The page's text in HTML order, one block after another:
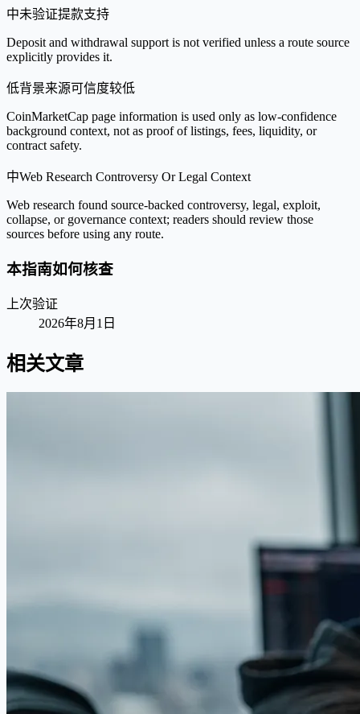
中未验证提款支持
Deposit and withdrawal support is not verified unless a route source
explicitly provides it.
低背景来源可信度较低
CoinMarketCap page information is used only as low-confidence
background context, not as proof of listings, fees, liquidity, or
contract safety.
中Web Research Controversy Or Legal Context
Web research found source-backed controversy, legal, exploit,
collapse, or governance context; readers should review those
sources before using any route.
本指南如何核查
上次验证
2026年8月1日
相关文章